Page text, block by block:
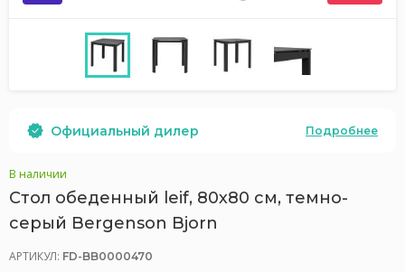
Официальный дилер Подробнее
В наличии
Стол обеденный leif, 80х80 см, темно-
серый Bergenson Bjorn
АРТИКУЛ: FD-BB0000470